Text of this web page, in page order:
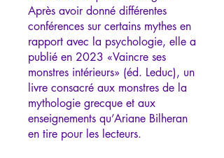
Après avoir donné différentes
conférences sur certains mythes en
rapport avec la psychologie, elle a
publié en 2023 «Vaincre ses
monstres intérieurs» (éd. Leduc), un
livre consacré aux monstres de la
mythologie grecque et aux
enseignements qu’Ariane Bilheran